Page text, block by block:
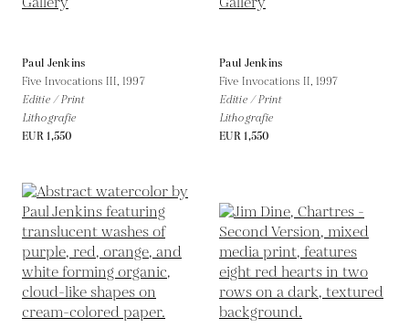
Paul Jenkins
Five Invocations III,1997
Editie / Print
Lithografie
EUR 1,550
Paul Jenkins
Five Invocations II,1997
Editie / Print
Lithografie
EUR 1,550